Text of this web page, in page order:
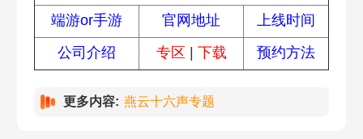
端游or手游 官网地址
上线时间
公司介绍
专区 下载 预约方法
更多内容: 燕云十六声专题